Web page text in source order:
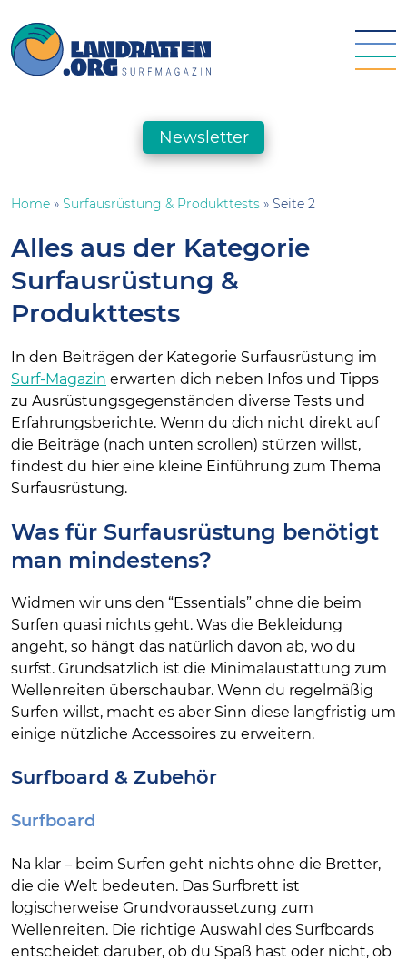
content
Newsletter
Home » Surfausrüstung & Produkttests » Seite 2
Alles aus der Kategorie
Surfausrüstung &
Produkttests
In den Beiträgen der Kategorie Surfausrüstung im
Surf-Magazin erwarten dich neben Infos und Tipps
zu Ausrüstungsgegenständen diverse Tests und
Erfahrungsberichte. Wenn du dich nicht direkt auf
die Beiträge (nach unten scrollen) stürzen willst,
findest du hier eine kleine Einführung zum Thema
Surfausrüstung.
Was für Surfausrüstung benötigt
man mindestens?
Widmen wir uns den “Essentials” ohne die beim
Surfen quasi nichts geht. Was die Bekleidung
angeht, so hängt das natürlich davon ab, wo du
surfst. Grundsätzlich ist die Minimalaustattung zum
Wellenreiten überschaubar. Wenn du regelmäßig
Surfen willst, macht es aber Sinn diese langfristig um
einige nützliche Accessoires zu erweitern.
Surfboard & Zubehör
Surfboard
Na klar – beim Surfen geht nichts ohne die Bretter,
die die Welt bedeuten. Das Surfbrett ist
logischerweise Grundvoraussetzung zum
Wellenreiten. Die richtige Auswahl des Surfboards
entscheidet darüber, ob du Spaß hast oder nicht, ob